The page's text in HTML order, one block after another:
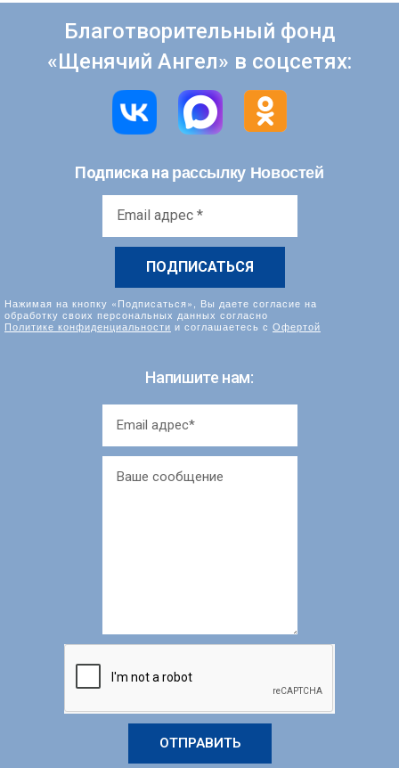
Благотворительный фонд
«Щенячий Ангел» в соцсетях:
Подписка на рассылку Новостей
Нажимая на кнопку «Подписаться», Вы даете согласие на
обработку своих персональных данных согласно
Политике конфиденциальности и соглашаетесь с Офертой
Напишите нам:
ОТПРАВИТЬ